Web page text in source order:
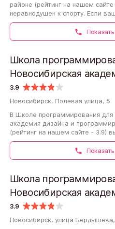
районе (рейтинг на нашем
неравнодушен к спорту. Если
посещать занятия и следовать…
3.9
Школа
Новосибирская
программирования
Новосибирск, Полевая улица, 5
В Школе программирования для
академия дизайна и
(рейтинг на нашем сайте - 3.9)
курсы английского, китайского
3.9
Школа
Новосибирская
программирования
Новосибирск, улица Бердышева,